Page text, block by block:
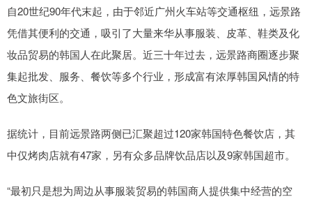
自20世纪90年代末起，由于邻近广州火车站等交通枢纽，远景路
凭借其便利的交通，吸引了大量来华从事服装、皮革、鞋类及化
妆品贸易的韩国人在此聚居。近三十年过去，远景路商圈逐步聚
集起批发、服务、餐饮等多个行业，形成富有浓厚韩国风情的特
色文旅街区。
据统计，目前远景路两侧已汇聚超过120家韩国特色餐饮店，其
中仅烤肉店就有47家，另有众多品牌饮品店以及9家韩国超市。
“最初只是想为周边从事服装贸易的韩国商人提供集中经营的空